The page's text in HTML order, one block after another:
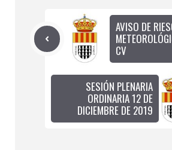
AVISO DE
CV
SESIÓN PLENARIA
ORDINARIA 12 DE
DICIEMBRE DE 2019